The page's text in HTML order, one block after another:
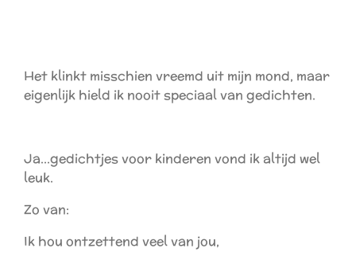
Het klinkt misschien vreemd uit mijn mond, maar
eigenlijk hield ik nooit speciaal van gedichten.
Ja...gedichtjes voor kinderen vond ik altijd wel
leuk.
Zo van:
Ik hou ontzettend veel van jou,